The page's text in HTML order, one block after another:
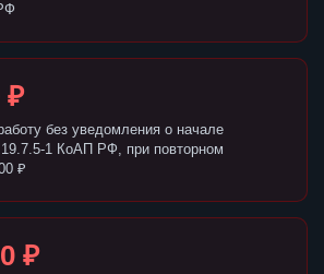
₽
без уведомления о начале
19.7.5-1 КоАП РФ, при повторном
₽
₽